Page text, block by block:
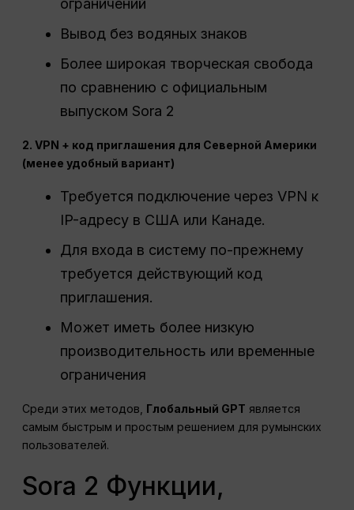
ограничений
Вывод без водяных знаков
Более широкая творческая свобода
по сравнению с официальным
выпуском Sora 2
2. VPN + код приглашения для Северной Америки
(менее удобный вариант)
Требуется подключение через VPN к
IP-адресу в США или Канаде.
Для входа в систему по-прежнему
требуется действующий код
приглашения.
Может иметь более низкую
производительность или временные
ограничения
Среди этих методов, Глобальный GPT является
самым быстрым и простым решением для румынских
пользователей.
Sora 2 Функции,